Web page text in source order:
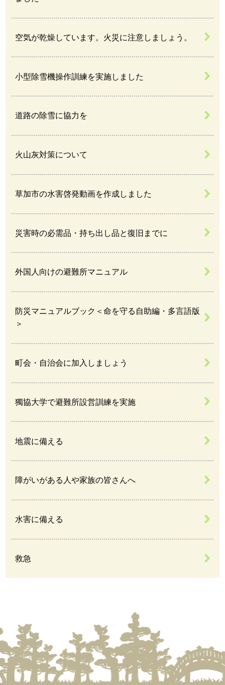
空気が乾燥しています。火災に注意しましょう。
小型除雪機操作訓練を実施しました
道路の除雪に協力を
火山灰対策について
草加市の水害啓発動画を作成しました
災害時の必需品・持ち出し品と復旧までに
外国人向けの避難所マニュアル
防災マニュアルブック＜命を守る自助編・多言語版
＞
町会・自治会に加入しましょう
獨協大学で避難所設営訓練を実施
地震に備える
障がいがある人や家族の皆さんへ
水害に備える
救急